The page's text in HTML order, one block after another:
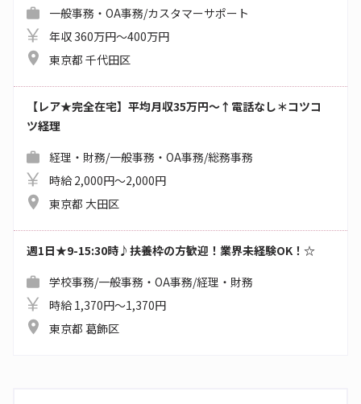
一般事務・OA事務/カスタマーサポート
年収 360万円～400万円
東京都 千代田区
【レア★完全在宅】平均月収35万円～↑電話なし＊コツコ
ツ経理
経理・財務/一般事務・OA事務/総務事務
時給 2,000円～2,000円
東京都 大田区
週1日★9-15:30時♪扶養枠の方歓迎！業界未経験OK！☆
学校事務/一般事務・OA事務/経理・財務
時給 1,370円～1,370円
東京都 葛飾区